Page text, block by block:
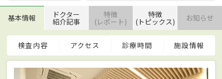
基本情報 ドクター
紹介記事
特徴
(レポート)
特徴
(トピックス) お知らせ
検査内容 アクセス 診療時間 施設情報